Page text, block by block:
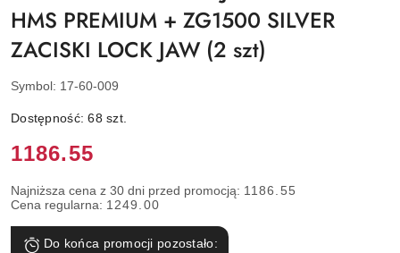
HMS PREMIUM + ZG1500 SILVER
ZACISKI LOCK JAW (2 szt)
Symbol: 17-60-009
Dostępność:68szt.
Cena:
1186.55
Najniższa cena z 30 dni przed promocją: 1186.55
Cena regularna: 1249.00
Do końca promocji pozostało: